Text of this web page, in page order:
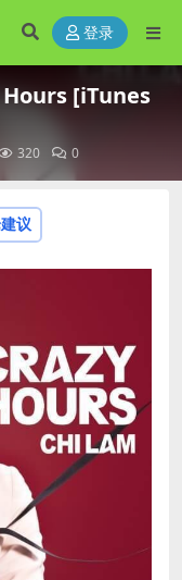
登录
Hours [iTunes
320 0
议